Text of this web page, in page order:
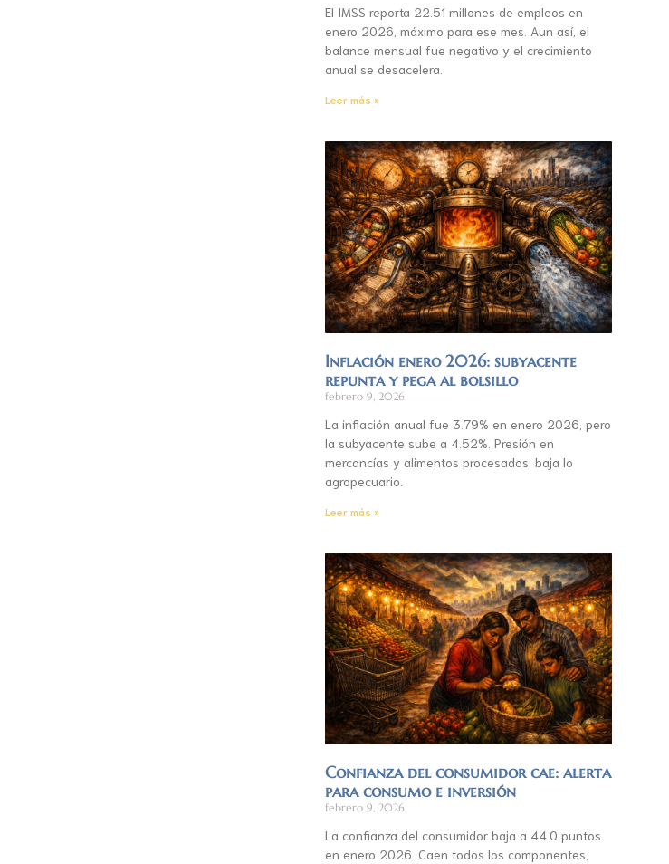
El IMSS reporta 22.51 millones de empleos en
enero 2026, máximo para ese mes. Aun así, el
balance mensual fue negativo y el crecimiento
anual se desacelera.
Leer más »
Inflación enero 2026: subyacente
repunta y pega al bolsillo
febrero 9, 2026
La inflación anual fue 3.79% en enero 2026, pero
la subyacente sube a 4.52%. Presión en
mercancías y alimentos procesados; baja lo
agropecuario.
Leer más »
Confianza del consumidor cae: alerta
para consumo e inversión
febrero 9, 2026
La confianza del consumidor baja a 44.0 puntos
en enero 2026. Caen todos los componentes,